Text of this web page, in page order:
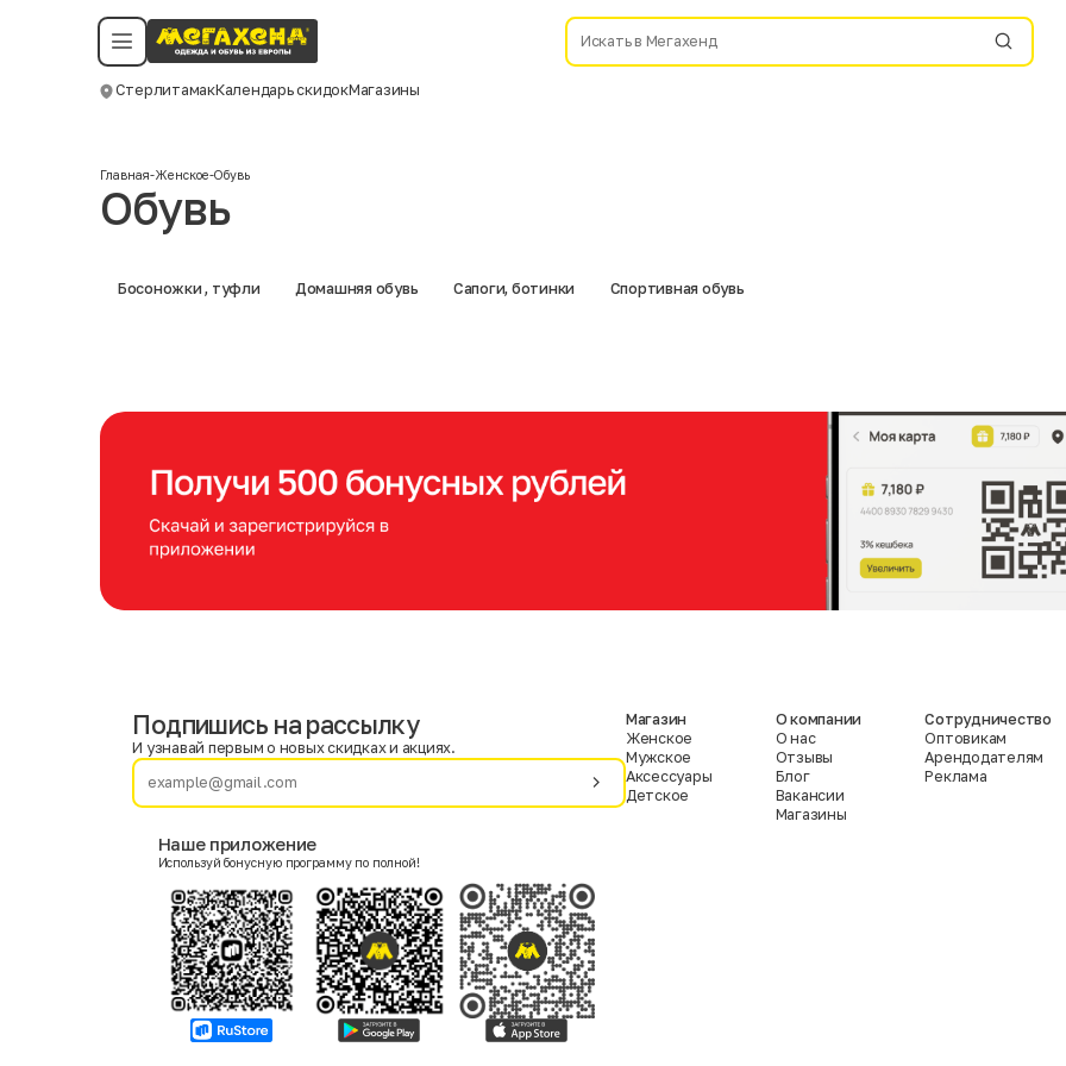
СтерлитамакКалендарь скидокМагазины
Политика конфиденциальности
©️ Мегахенд 2026. Все права защищены.
Смотреть все даты
Главная-Женское-Обувь
Обувь
Босоножки , туфли Домашняя обувь Сапоги, ботинки Спортивная обувь
Фамилия
Женский
Согласие на получение чеков по электронной почте
Москва
Подпишись на рассылку
И узнавай первым о новых скидках и акциях.
Наше приложение
Используй бонусную программу по полной!
Магазин
Женское
Мужское
Аксессуары
Детское
О компании
О нас
Отзывы
Блог
Вакансии
Магазины
Сотрудничество
Оптовикам
Арендодателям
Реклама